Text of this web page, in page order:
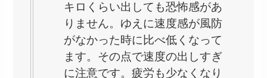
キロくらい出しても恐怖感があ
りません。ゆえに速度感が風防
がなかった時に比べ低くなって
ます。その点で速度の出しすぎ
に注意です。疲労も少なくなり